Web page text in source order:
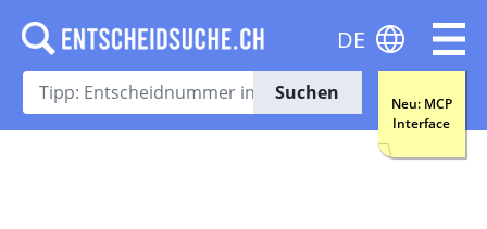
Suchen
Neu: MCP
Interface
DE